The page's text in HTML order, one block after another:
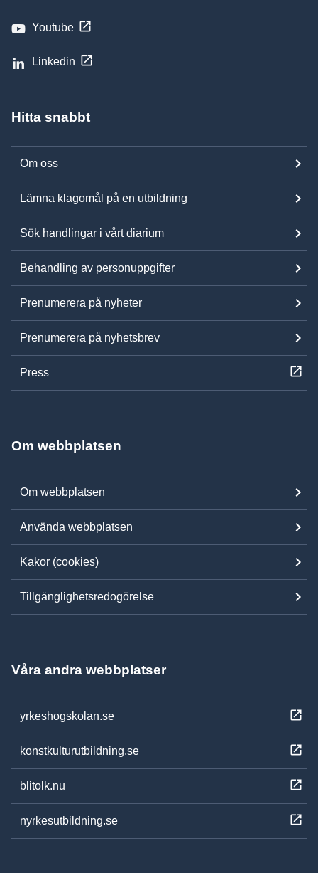
Youtube
Linkedin
Hitta snabbt
Om oss
Lämna klagomål på en utbildning
Sök handlingar i vårt diarium
Behandling av personuppgifter
Prenumerera på nyheter
Prenumerera på nyhetsbrev
Press
Om webbplatsen
Om webbplatsen
Använda webbplatsen
Kakor (cookies)
Tillgänglighetsredogörelse
Våra andra webbplatser
yrkeshogskolan.se
konstkulturutbildning.se
blitolk.nu
nyrkesutbildning.se